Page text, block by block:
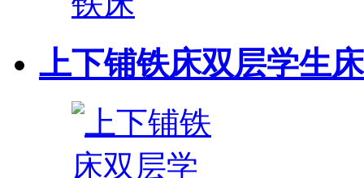
上下铺铁床双层学生床